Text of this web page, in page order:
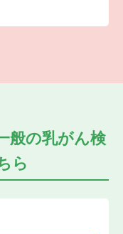
般の乳がん検
ら